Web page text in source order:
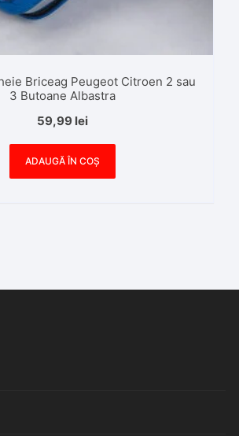
Briceag Peugeot Citroen 2 sau
3 Butoane Albastra
59,99 lei
ADAUGĂ ÎN COȘ